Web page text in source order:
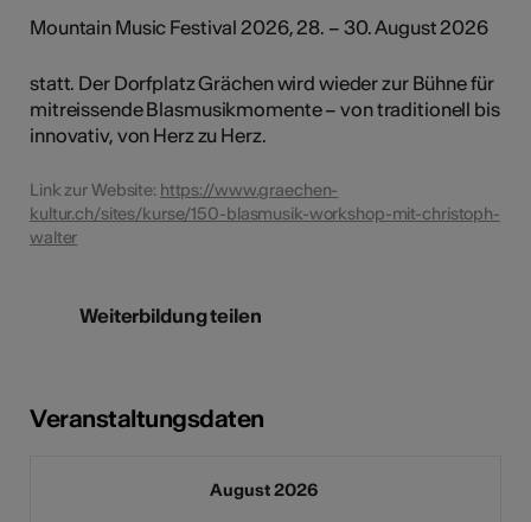
Mountain Music Festival 2026, 28. – 30. August 2026
statt. Der Dorfplatz Grächen wird wieder zur Bühne für
mitreissende Blasmusikmomente – von traditionell bis
innovativ, von Herz zu Herz.
Link zur Website: https://www.graechen-
kultur.ch/sites/kurse/150-blasmusik-workshop-mit-christoph-
walter
Weiterbildung teilen
Veranstaltungsdaten
August 2026